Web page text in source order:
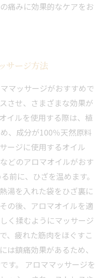
痛みに効果的なケアをお
サージ方法
マッサージがおすすめで
させ、さまざまな効果が
イルを使用する際は、植
、成分が100％天然原料
ージに使用するオイル
どのアロマオイルがおす
前に、ひざを温めます。
湯を入れた袋をひざ裏に
の後、アロマオイルを適
く揉むようにマッサージ
、疲れた筋肉をほぐすこ
は鎮痛効果があるため、
す。 アロママッサージを